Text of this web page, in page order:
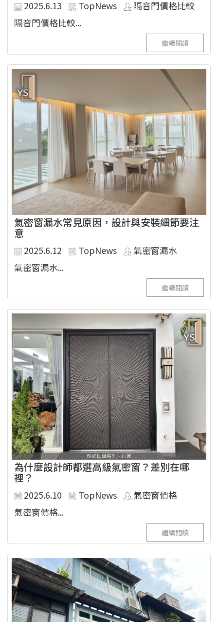
2025.6.13 TopNews
隔音門價格比較
隔音門價格比較...
繼續閱讀
氣密窗漏水常見原因，設計與安裝細節要注
意
2025.6.12 TopNews
氣密窗漏水
氣密窗漏水...
繼續閱讀
為什麼設計師都選高級氣密窗？差別在哪
裡？
2025.6.10 TopNews
氣密窗價格
氣密窗價格...
繼續閱讀